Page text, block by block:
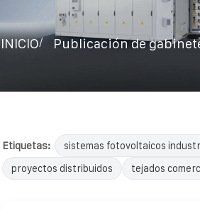
INICIO/
Publicación de
Etiquetas: sistemas fotovoltaicos
proyectos distribuidos
tejados